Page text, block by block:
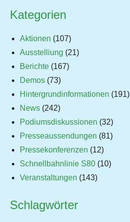
Kategorien
Aktionen (107)
Ausstelliung (21)
Berichte (167)
Demos (73)
Hintergrundinformationen (191)
News (242)
Podiumsdiskussionen (32)
Presseaussendungen (81)
Pressekonferenzen (12)
Schnellbahnlinie S80 (10)
Veranstaltungen (143)
Schlagwörter